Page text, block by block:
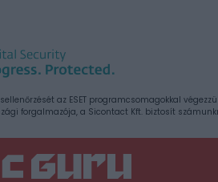
az ESET programcsomagokkal
forgalmazója, a Sicontact Kft. biztosít